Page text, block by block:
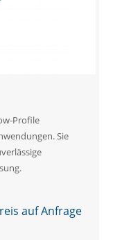
Profile
Sie
auf Anfrage